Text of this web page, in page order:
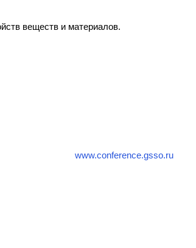
веществ и материалов.
www.conference.gsso.ru